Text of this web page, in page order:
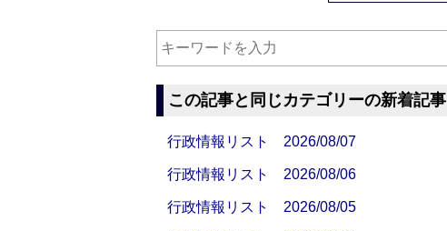
この記事と同じカテゴリーの新着記事
行政情報リスト 2026/08/07
行政情報リスト 2026/08/06
行政情報リスト 2026/08/05